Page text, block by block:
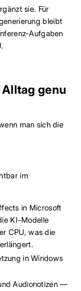
sie. Für
bleibt
Aufgaben
genu
man sich die
im
in Microsoft
KI-Modelle
CPU, was die
in Windows
Audionotizen —